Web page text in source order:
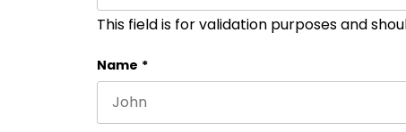
This field is for validation purposes and
Name *